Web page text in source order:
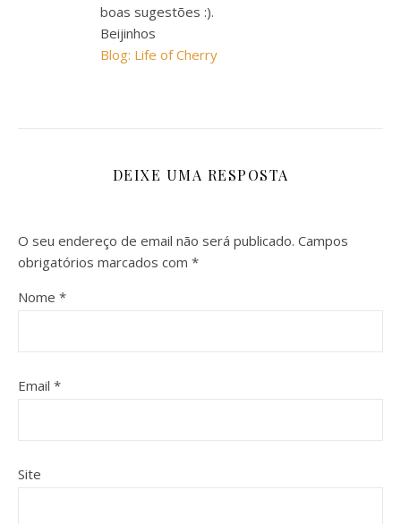
boas sugestões :).
Beijinhos
Blog: Life of Cherry
DEIXE UMA RESPOSTA
O seu endereço de email não será publicado. Campos
obrigatórios marcados com *
Nome *
Email *
Site